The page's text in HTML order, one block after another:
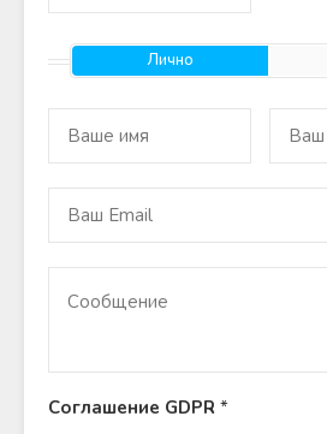
Лично
Соглашение GDPR *